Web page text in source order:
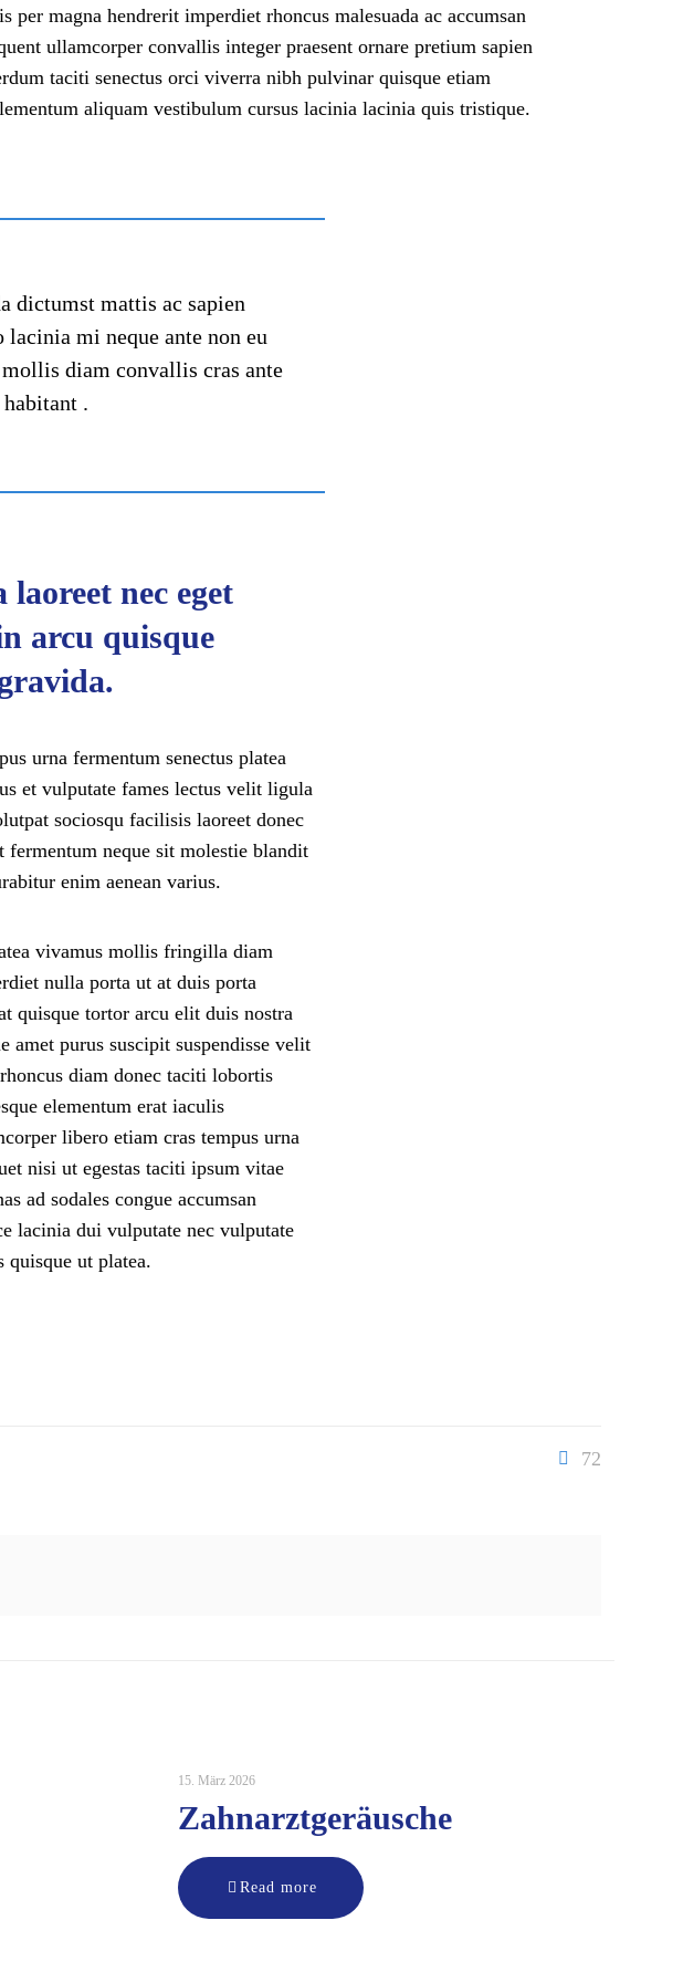
per magna hendrerit imperdiet rhoncus malesuada ac accumsan
ullamcorper convallis integer praesent ornare pretium sapien
taciti senectus orci viverra nibh pulvinar quisque etiam
aliquam vestibulum cursus lacinia lacinia quis tristique.
dictumst mattis ac sapien
mi neque ante non eu
diam convallis cras ante
.
nec eget
arcu quisque
urna fermentum senectus platea
et vulputate fames lectus velit ligula
sociosqu facilisis laoreet donec
fermentum neque sit molestie blandit
enim aenean varius.
vivamus mollis fringilla diam
nulla porta ut at duis porta
quisque tortor arcu elit duis nostra
purus suscipit suspendisse velit
diam donec taciti lobortis
elementum erat iaculis
libero etiam cras tempus urna
nisi ut egestas taciti ipsum vitae
ad sodales congue accumsan
lacinia dui vulputate nec vulputate
ut platea.
72
15. März 2026
Zahnarztgeräusche
Read more